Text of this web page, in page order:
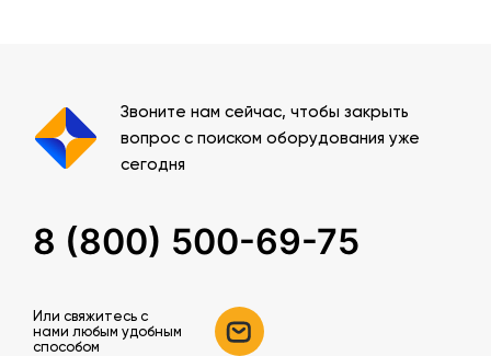
Звоните нам сейчас, чтобы закрыть
вопрос с поиском оборудования уже
сегодня
8 (800) 500-69-75
Или свяжитесь c
нами любым удобным
способом